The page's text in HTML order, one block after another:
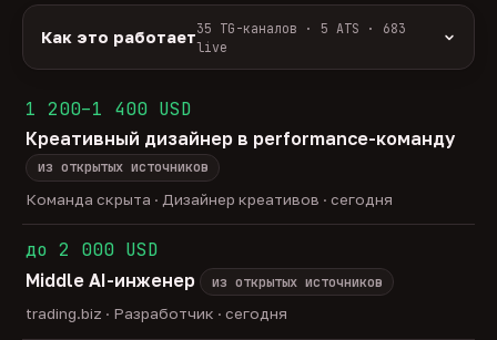
удалённо 588 гибрид
ГРЕЙД
junior43 middle275
head 23
только с зарплатой
Как это работает35 TG-каналов · 5 ATS · 683
live
ArbiHunter, Партнёркин и ATS-площадки
(Greenhouse, Himalayas и другие).
Разбор:нейронка разбирает сырец каждые 30
минут — роль, вертикаль, формат, вилка, грейд.
Скам-фильтр:
без предоплат и взносов, без
обещаний гарантированного дохода, без увода в
Свежесть:протухшее удаляется автоматически
через 30 дней.
35TG-каналов ·5ATS-площадок ·
1 200–1 400 USD
Креативный дизайнер в performance-команду
из открытых источников
Команда скрыта · Дизайнер креативов · сегодня
до 2 000 USD
Middle AI-инженер
из открытых источников
trading.biz · Разработчик · сегодня